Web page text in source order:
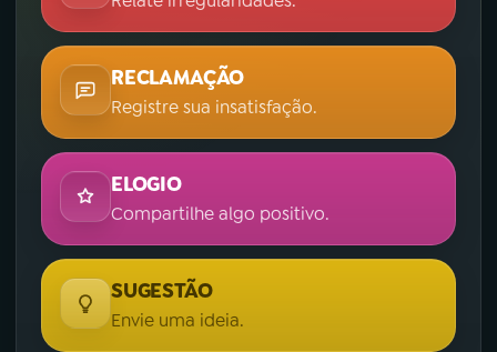
RECLAMAÇÃO
Registre sua insatisfação.
ELOGIO
Compartilhe algo positivo.
SUGESTÃO
Envie uma ideia.